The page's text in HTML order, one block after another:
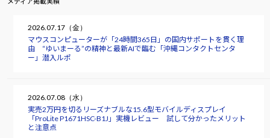
2026.07.17（金）
マウスコンピューターが「24時間365日」の国内サポートを貫く理
由 “ゆいまーる”の精神と最新AIで臨む「沖縄コンタクトセンタ
ー」潜入ルポ
2026.07.08（水）
実売2万円を切るリーズナブルな15.6型モバイルディスプレイ
「ProLite P1671HSC-B1J」実機レビュー 試して分かったメリット
と注意点